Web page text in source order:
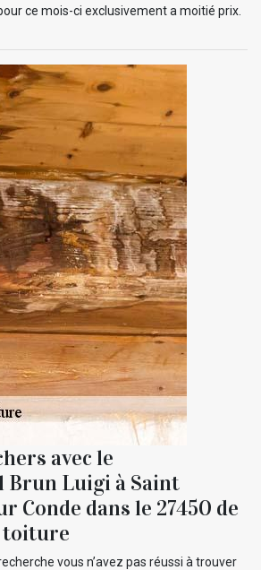
ce mois-ci exclusivement a moitié prix.
avec le
Brun Luigi à Saint
Conde dans le 27450 de
toiture
vous n’avez pas réussi à trouver